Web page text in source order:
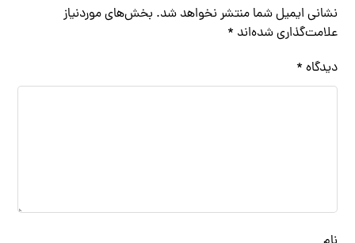
نشانی ایمیل شما منتشر نخواهد شد. بخش‌های موردنیاز
علامت‌گذاری شده‌اند *
دیدگاه *